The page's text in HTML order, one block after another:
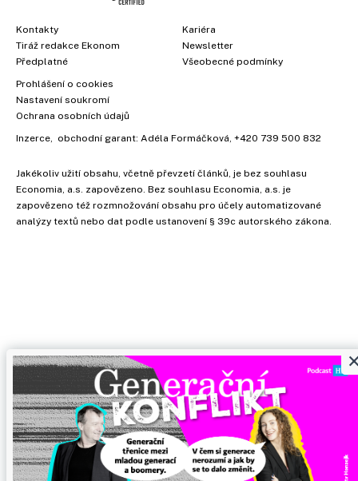
Kontakty
Tiráž redakce Ekonom
Předplatné
Kariéra
Newsletter
Všeobecné podmínky
Prohlášení o cookies
Nastavení soukromí
Ochrana osobních údajů
Inzerce , obchodní garant: Adéla Formáčková +420 739 500 832
Jakékoliv užití obsahu, včetně převzetí článků, je bez souhlasu
Economia, a.s. zapovězeno. Bez souhlasu Economia, a.s. je
zapovězeno též rozmnožování obsahu pro účely automatizované
analýzy textů nebo dat podle ustanovení § 39c autorského zákona.